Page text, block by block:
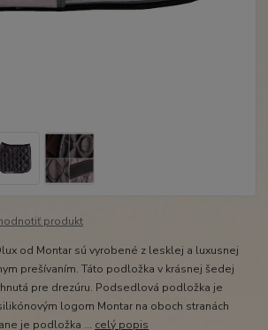
produkt
od Montar sú vyrobené z lesklej a luxusnej
prešívaním. Táto podložka v krásnej šedej
pre drezúru. Podsedlová podložka je
logom Montar na oboch stranách
je podložka ... celý popis